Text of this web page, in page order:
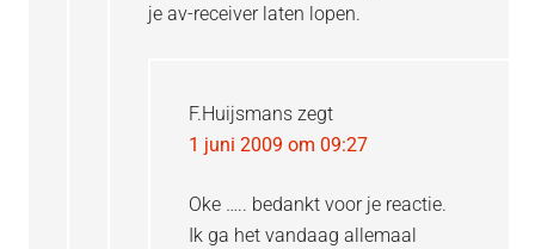
je av-receiver laten lopen.
F.Huijsmans zegt
1 juni 2009 om 09:27
Oke ….. bedankt voor je reactie.
Ik ga het vandaag allemaal